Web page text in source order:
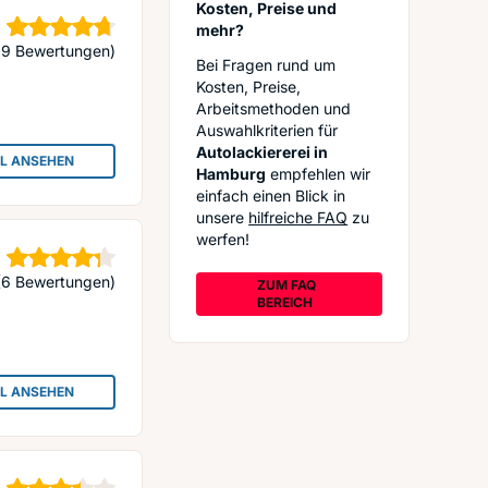
Bewertungen)
ANSEHEN
: KARO PLUS CENTER HAMBURG
Bewertungen)
ANSEHEN
: JOHN BAUER AUTOLACKIERUNG- UND UNFALLREPARATURBETRIEB
Kosten, Preise und
mehr?
Bei Fragen rund um
Kosten, Preise,
Arbeitsmethoden und
Auswahlkriterien für
Autolackiererei in
Hamburg empfehlen wir
einfach einen Blick in
unsere hilfreiche FAQ zu
werfen!
ZUM FAQ
BEREICH